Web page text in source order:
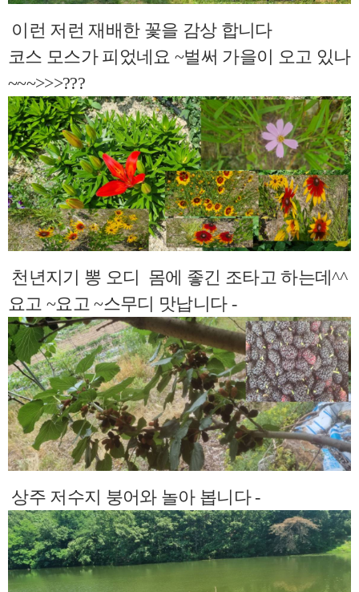
이런 저런 재배한 꽃을 감상 합니다
코스 모스가 피었네요 ~벌써 가을이 오고 있나
~~~>>>???
천년지기 뽕 오디 몸에 좋긴 조타고 하는데^^
요고 ~요고 ~스무디 맛납니다 -
상주 저수지 붕어와 놀아 봅니다 -